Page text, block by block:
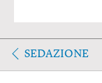
SEDAZIONE